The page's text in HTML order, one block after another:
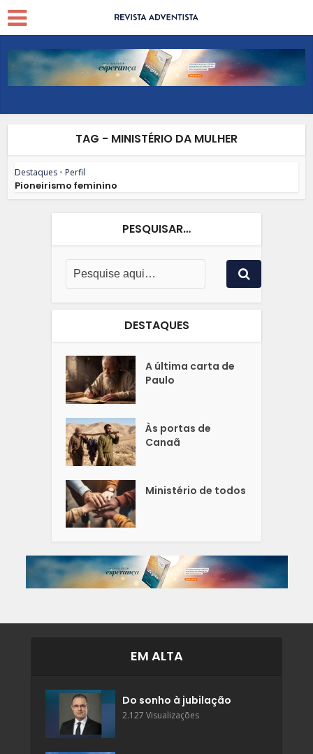
TAG - MINISTÉRIO DA MULHER
Destaques • Perfil
Pioneirismo feminino
PESQUISAR…
DESTAQUES
A última carta de
Paulo
Às portas de
Canaã
Ministério de todos
EM ALTA
Do sonho à jubilação
2.127 Visualizações